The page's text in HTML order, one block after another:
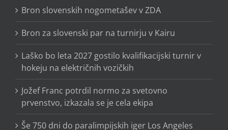
Bron slovenskih nogometašev v ZDA
Bron za slovenski par na turnirju v Kairu
Laško bo leta 2027 gostilo kvalifikacijski turnir v
hokeju na električnih vozičkih
Jožef Franc potrdil normo za svetovno
prvenstvo, izkazala se je cela ekipa
Še 750 dni do paralimpijskih iger Los Angeles